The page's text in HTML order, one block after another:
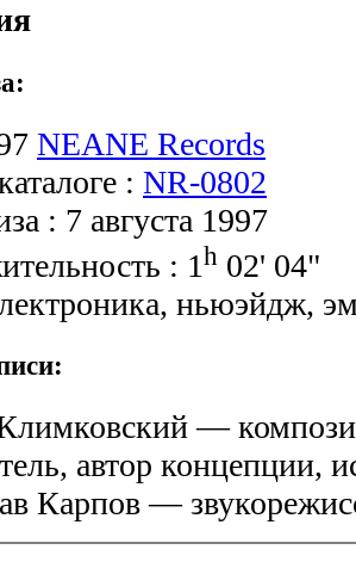
NEANE Records
: NR-0802
: 7 августа 1997
: 1h 02' 04"
ньюэйдж,
—
автор концепции,
Карпов —